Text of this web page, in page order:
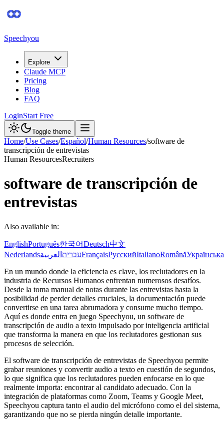
Speechyou
Explore
Claude MCP
Pricing
Blog
FAQ
LoginStart Free
Toggle theme
Home/Use Cases/Español/Human Resources/software de
transcripción de entrevistas
Human ResourcesRecruiters
software de transcripción de
entrevistas
Also available in:
EnglishPortuguês한국어Deutsch中文
Nederlands
עברית العربية FrançaisРусскийItalianoRomânăУкраїнська
En un mundo donde la eficiencia es clave, los reclutadores en la
industria de Recursos Humanos enfrentan numerosos desafíos.
Desde la toma manual de notas durante las entrevistas hasta la
posibilidad de perder detalles cruciales, la documentación puede
convertirse en una tarea abrumadora y consume mucho tiempo.
Aquí es donde entra en juego Speechyou, un software de
transcripción de audio a texto impulsado por inteligencia artificial
que transforma la manera en que los reclutadores gestionan sus
procesos de selección.
El software de transcripción de entrevistas de Speechyou permite
grabar reuniones y convertir audio a texto en cuestión de segundos,
lo que significa que los reclutadores pueden enfocarse en lo que
realmente importa: encontrar al candidato adecuado. Con la
integración de plataformas como Zoom, Teams y Google Meet,
Speechyou captura tanto el audio del micrófono como el del sistema,
garantizando que no se pierda ningún detalle importante.